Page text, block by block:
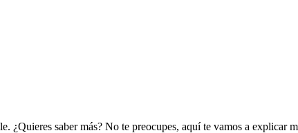
¿Quieres saber más? No te preocupes, aquí te vamos a explicar